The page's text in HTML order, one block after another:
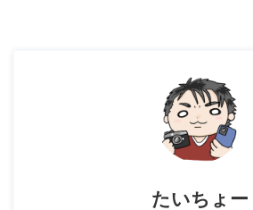
たいちょー